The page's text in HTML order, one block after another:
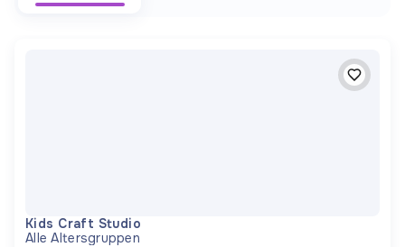
Kids Craft Studio
Alle Altersgruppen